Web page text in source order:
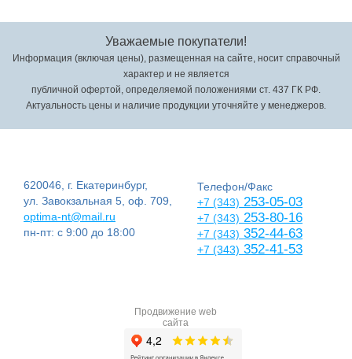
Уважаемые покупатели!
Информация (включая цены), размещенная на сайте, носит справочный
характер и не является
публичной офертой, определяемой положениями ст. 437 ГК РФ.
Актуальность цены и наличие продукции уточняйте у менеджеров.
620046, г. Екатеринбург,
ул. Завокзальная 5, оф. 709,
optima-nt@mail.ru
пн-пт: с 9:00 до 18:00
Телефон/Факс
+7 (343) 253-05-03
+7 (343) 253-80-16
+7 (343) 352-44-63
+7 (343) 352-41-53
Продвижение web
сайта